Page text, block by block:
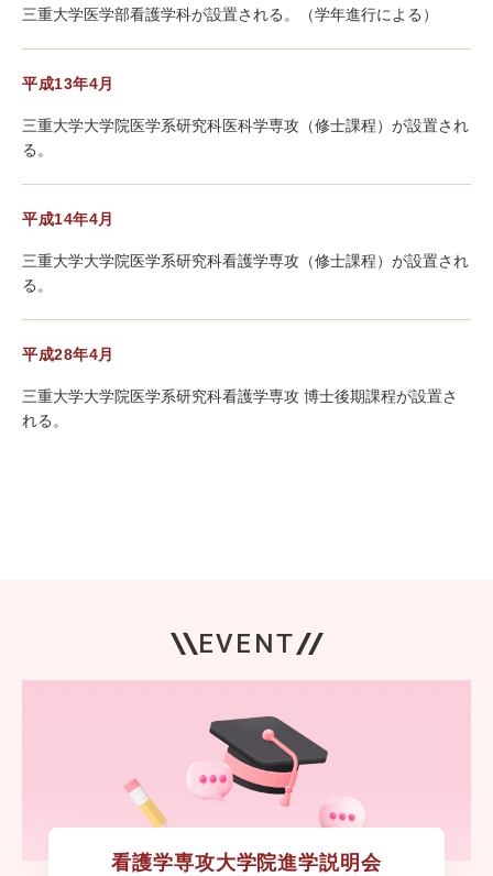
三重大学医学部看護学科が設置される。（学年進行による）
平成13年4月
三重大学大学院医学系研究科医科学専攻（修士課程）が設置され
る。
平成14年4月
三重大学大学院医学系研究科看護学専攻（修士課程）が設置され
る。
平成28年4月
三重大学大学院医学系研究科看護学専攻 博士後期課程が設置さ
れる。
EVENT
看護学専攻大学院進学説明会